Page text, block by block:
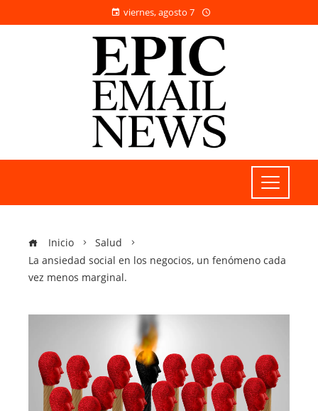
viernes, agosto 7
Inicio
Salud
La ansiedad social en los negocios, un fenómeno cada
vez menos marginal.